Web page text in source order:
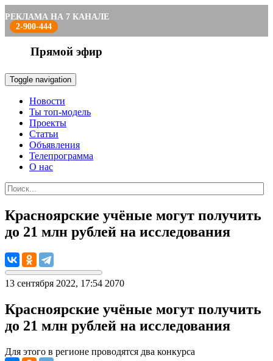
РЕКЛАМА НА 7 КАНАЛЕ
2-900-444
Прямой эфир
Toggle navigation
Новости
Ты топ-модель
Проекты
Статьи
Объявления
Телепрограмма
О нас
Красноярские учёные могут получить
до 21 млн рублей на исследования
13 сентября 2022, 17:54 2070
Красноярские учёные могут получить
до 21 млн рублей на исследования
Для этого в регионе проводятся два конкурса